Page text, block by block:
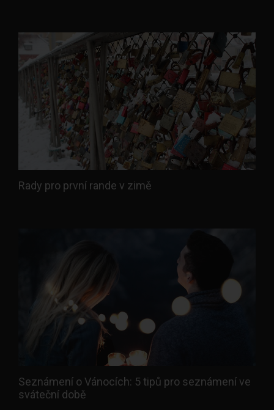
Rady pro první rande v zimě
Seznámení o Vánocích: 5 tipů pro seznámení ve
sváteční době